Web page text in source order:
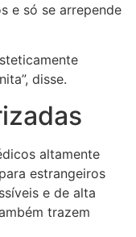
e só se arrepende
disse.
altamente
estrangeiros
e de alta
trazem